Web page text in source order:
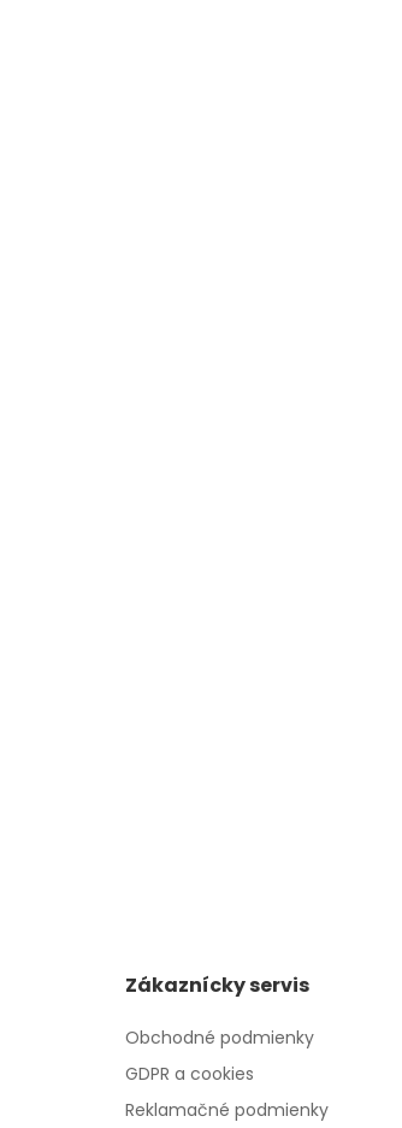
Zákaznícky servis
Obchodné podmienky
GDPR a cookies
Reklamačné podmienky